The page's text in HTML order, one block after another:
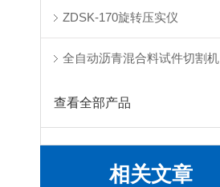
ZDSK-170旋转压实仪
全自动沥青混合料试件切割机
查看全部产品
相关文章